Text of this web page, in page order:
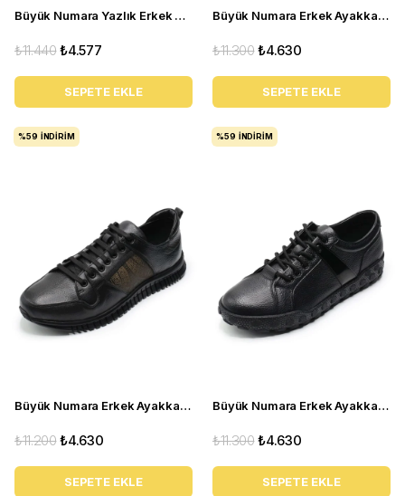
Büyük Numara Yazlık Erkek Ayakkabısı Utkan001 gri
₺4.577
₺11.440
SEPETE EKLE
Büyük Numara Erkek Ayakkabı GOM8013 Kum
₺4.630
₺11.300
SEPETE EKLE
Büyük Numara Erkek Ayakkabı TR4113 Siyah
₺4.630
₺11.200
SEPETE EKLE
%59 İNDIRIM
Büyük Numara Erkek Ayakkabı GOM6166 Siyah
₺4.630
₺11.300
SEPETE EKLE
%59 İNDIRIM